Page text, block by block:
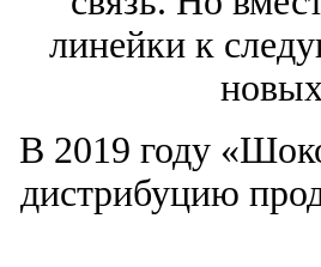
линейки к
В 2019 году
дистрибуцию